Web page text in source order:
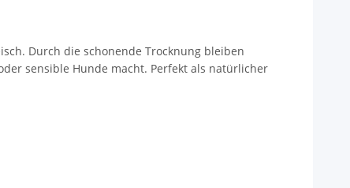
Durch die schonende Trocknung bleiben
sensible Hunde macht. Perfekt als natürlicher